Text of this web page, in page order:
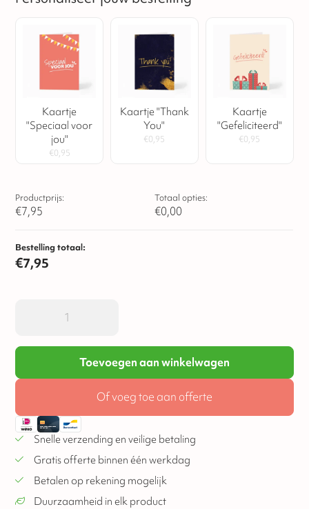
Kaartje
"Speciaal voor
jou"
€0,95
Kaartje "Thank
You"
€0,95
Kaartje
"Gefeliciteerd"
€0,95
Productprijs:
€7,95
Totaal opties:
€0,00
Bestelling totaal:
€7,95
Toevoegen aan winkelwagen
Of voeg toe aan offerte
Snelle verzending en veilige betaling
Gratis offerte binnen één werkdag
Betalen op rekening mogelijk
Duurzaamheid in elk product